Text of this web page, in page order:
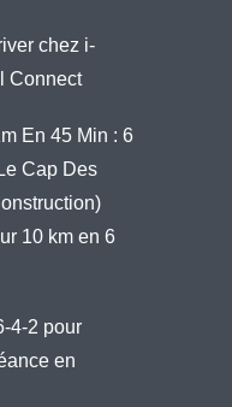
chez i-
Connect
En 45 Min : 6
Cap Des
10 km en 6
4-2 pour
en